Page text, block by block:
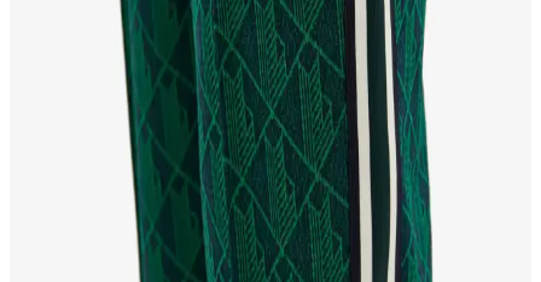
Lacoste kadın pantolonları, kaliteli kumaşlar ve çeşitli kesimlerle
şıklık ve rahatlığı sunar. Günlük ve iş hayatına uygun modern
tasarımlarla tarzınızı tamamlayın.
Lacoste L002: Zamansız Şıklık ve Modern
Tasarımın Moda Dünyasındaki Yeri
Lacoste L002, şık ve fonksiyonel tasarımıyla moda dünyasında
kendine yer edinmiş, zamansız bir ikondur. Günlük ve özel
kullanıma uygun, yüksek kaliteli ve kültürel etkileriyle öne çıkan bu
model, stil sahibi bireylerin vazgeçilmezi olur.